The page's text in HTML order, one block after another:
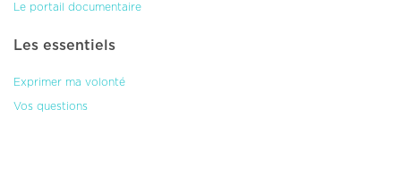
Le portail documentaire
Les essentiels
Exprimer ma volonté
Vos questions